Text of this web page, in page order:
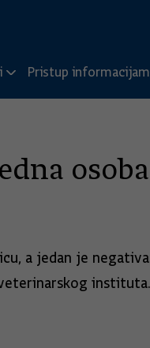
Pristup
a jedan je